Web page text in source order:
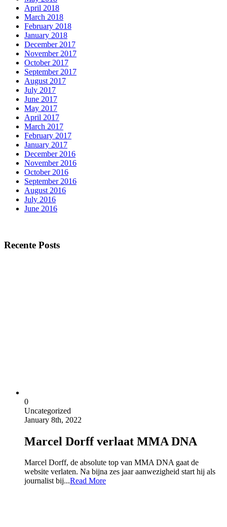
April 2018
March 2018
February 2018
January 2018
December 2017
November 2017
October 2017
September 2017
August 2017
July 2017
June 2017
May 2017
April 2017
March 2017
February 2017
January 2017
December 2016
November 2016
October 2016
September 2016
August 2016
July 2016
June 2016
Recente Posts
0
Uncategorized
January 8th, 2022
Marcel Dorff verlaat MMA DNA
Marcel Dorff, de absolute top van MMA DNA gaat de
website verlaten. Na bijna zes jaar aanwezigheid start hij als
journalist bij...Read More